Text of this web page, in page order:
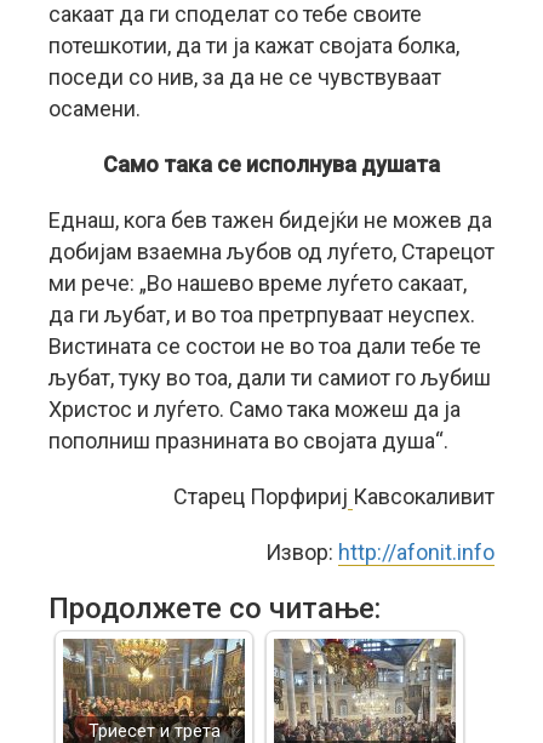
сакаат да ги споделат со тебе своите
потешкотии, да ти ја кажат својата болка,
поседи со нив, за да не се чувствуваат
осамени.
Само така се исполнува душата
Еднаш, кога бев тажен бидејќи не можев да
добијам взаемна љубов од луѓето, Старецот
ми рече: „Во нашево време луѓето сакаат,
да ги љубат, и во тоа претрпуваат неуспех.
Вистината се состои не во тоа дали тебе те
љубат, туку во тоа, дали ти самиот го љубиш
Христос и луѓето. Само така можеш да ја
пополниш празнината во својата душа“.
Старец Порфириј Кавсокаливит
Извор: http://afonit.info
Продолжете со читање:
Триесет и трета